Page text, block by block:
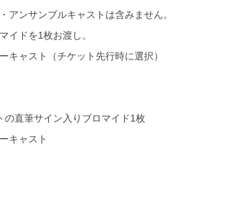
ンサンブルキャストは含みません。
イドを1枚お渡し。
ャスト（チケット先行時に選択）
の直筆サイン入りブロマイド1枚
キャスト